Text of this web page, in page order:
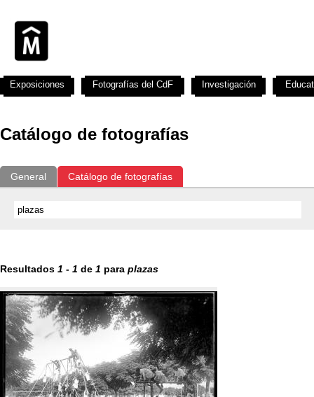
Catálogo de fotografías
General Catálogo de fotografías
Resultados 1 - 1 de 1 para plazas
Exposiciones Fotografías del CdF Investigación